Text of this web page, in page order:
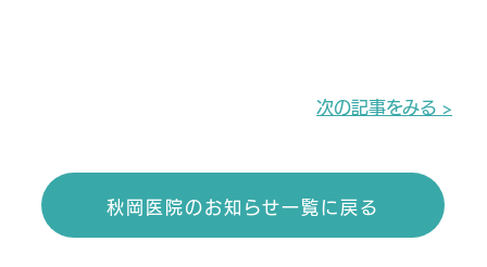
次の記事をみる >
秋岡医院のお知らせ一覧に戻る